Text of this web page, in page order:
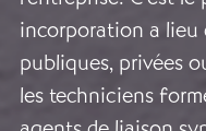
incorporation a lieu
publiques, privées
les techniciens